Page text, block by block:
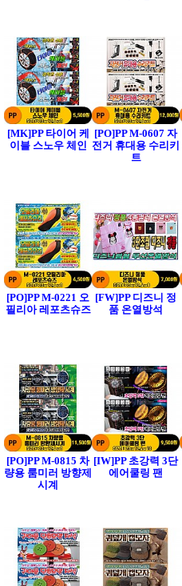
[MK]PP 타이어 케
이블 스노우 체인
[PO]PP M-0607 자
전거 휴대용 수리키
트
[PO]PP M-0221 오
필리아 레포츠슈즈
[FW]PP 디즈니 정
품 온열방석
[PO]PP M-0815 차
량용 룸미러 방향제
시계
[IW]PP 초강력 3단
에어쿨링 팬